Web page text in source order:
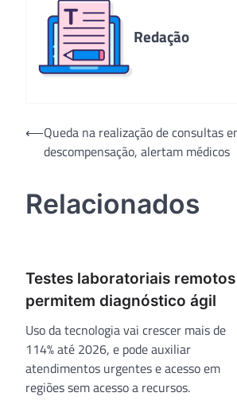
Redação
Navegação
⟵Queda na realização de consultas
descompensação, alertam médicos
Relacionados
Testes laboratoriais remotos
permitem diagnóstico ágil
Uso da tecnologia vai crescer mais de
114% até 2026, e pode auxiliar
atendimentos urgentes e acesso em
regiões sem acesso a recursos.